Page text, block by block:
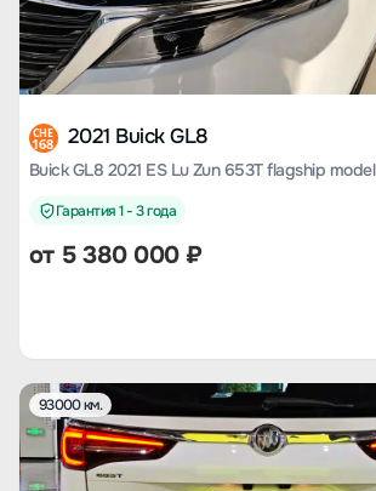
CHE
168 2021 Buick GL8
Buick GL8 2021 ES Lu Zun 653T flagship model
Гарантия 1 - 3 года
от 5 380 000₽
93000 км.